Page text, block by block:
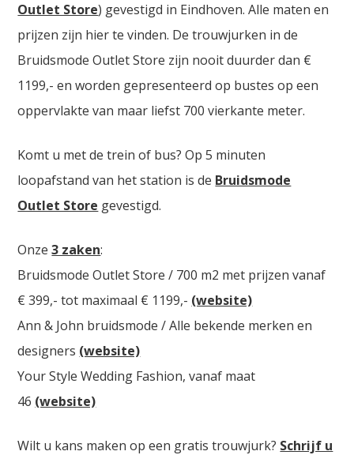
Outlet Store) gevestigd in Eindhoven. Alle maten en
prijzen zijn hier te vinden. De trouwjurken in de
Bruidsmode Outlet Store zijn nooit duurder dan €
1199,- en worden gepresenteerd op bustes op een
oppervlakte van maar liefst 700 vierkante meter.
Komt u met de trein of bus? Op 5 minuten
loopafstand van het station is de Bruidsmode
Outlet Store gevestigd.
Onze3 zaken:
Bruidsmode Outlet Store / 700 m2 met prijzen vanaf
€ 399,- tot maximaal € 1199,- (website)
Ann & John bruidsmode / Alle bekende merken en
designers (website)
Your Style Wedding Fashion, vanaf maat
46 (website)
Wilt u kans maken op een gratis trouwjurk? Schrijf u